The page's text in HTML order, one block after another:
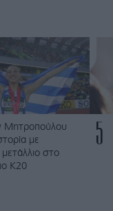
Μητροπούλου
με
στο
Κ20
5